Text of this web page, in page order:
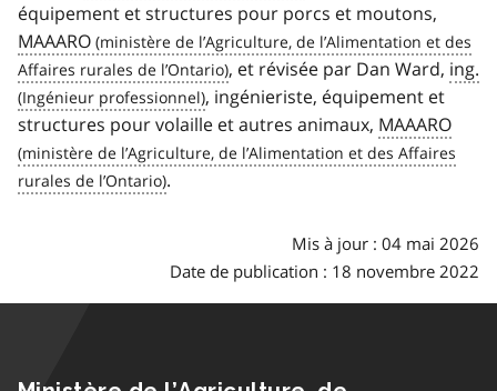
équipement et structures pour porcs et moutons,
MAAARO
, et révisée par Dan Ward, ing.
, ingénieriste, équipement et
structures pour volaille et autres animaux, MAAARO
.
Mis à jour : 04 mai 2026
Date de publication : 18 novembre 2022